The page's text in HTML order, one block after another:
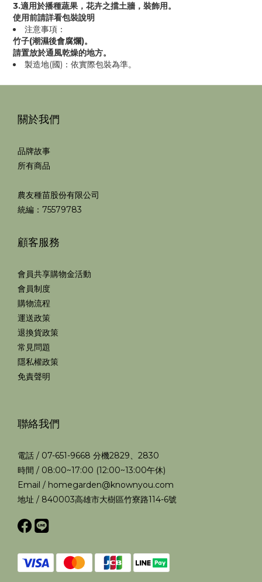
3.適用於播種蔬果，花卉之擋土牆，裝飾用。
使用前請詳看包裝說明
注意事項：
竹子(潮濕後會腐爛)。
請置放於通風乾燥的地方。
製造地(國)：依實際包裝為準。
關於我們
品牌故事
所有商品
農友種苗股份有限公司
統編：75579783
顧客服務
會員共享購物金活動
會員制度
購物流程
運送政策
退換貨政策
常見問題
隱私權政策
免責聲明
聯絡我們
電話 / 07-651-9668 分機2829、2830
時間 / 08:00~17:00 (12:00~13:00午休)
Email / homegarden@knownyou.com
地址 / 840003高雄市大樹區竹寮路114-6號